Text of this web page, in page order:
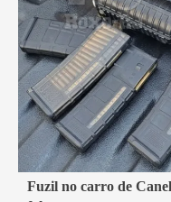
7 min read
Fuzil no carro de